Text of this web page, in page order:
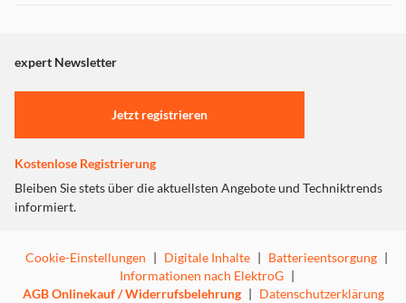
"Marketing".
Einstellungen anpassen
expert Newsletter
Jetzt registrieren
Kostenlose Registrierung
Bleiben Sie stets über die aktuellsten Angebote und Techniktrends
informiert.
Cookie-Einstellungen | Digitale Inhalte | Batterieentsorgung |
Informationen nach ElektroG |
AGB Onlinekauf / Widerrufsbelehrung | Datenschutzerklärung